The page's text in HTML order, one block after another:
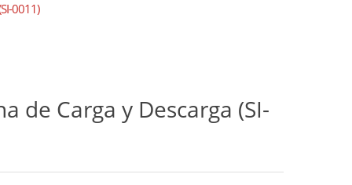
0011)
de Carga y Descarga (SI-